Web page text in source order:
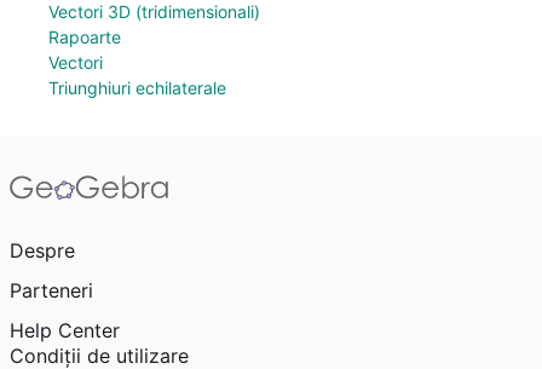
Vectori 3D (tridimensionali)
Rapoarte
Vectori
Triunghiuri echilaterale
Despre
Parteneri
Help Center
Condiţii de utilizare